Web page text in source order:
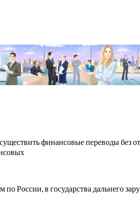
финансовые переводы без
России, в государства дальнего